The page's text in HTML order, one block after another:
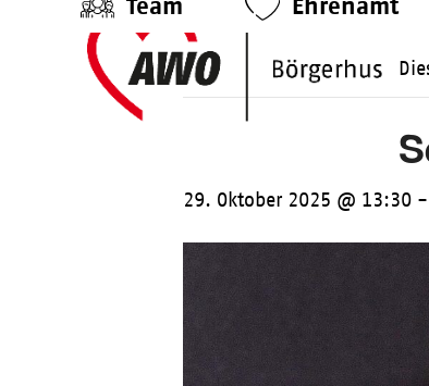
Team Ehrenamt
29. Oktober 2025 @ 13:30 -